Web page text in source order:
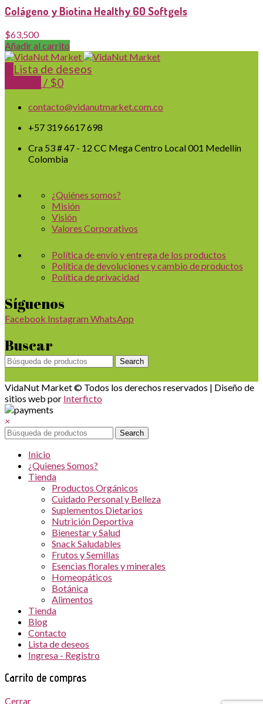
Lista de deseos
/ $0
Colágeno y Biotina Healthy 60 Softgels
$63,500
Añadir al carrito
contacto@vidanutmarket.com.co
+57 319 6617 698
Cra 53 # 47 - 12 CC Mega Centro Local 001 Medellín
Colombia
¿Quiénes somos?
Misión
Visión
Valores Corporativos
Política de envío y entrega de los productos
Política de devoluciones y cambio de productos
Política de privacidad
Síguenos
Facebook Instagram WhatsApp
Buscar
Search
VidaNut Market © Todos los derechos reservados | Diseño de
sitios web por Interficto
×
Search
Inicio
¿Quienes Somos?
Tienda
Productos Orgánicos
Cuidado Personal y Belleza
Suplementos Dietarios
Nutrición Deportiva
Bienestar y Salud
Snack Saludables
Frutos y Semillas
Esencias florales y minerales
Homeopáticos
Botánica
Alimentos
Tienda
Blog
Contacto
Lista de deseos
Ingresa - Registro
Carrito de compras
Cerrar